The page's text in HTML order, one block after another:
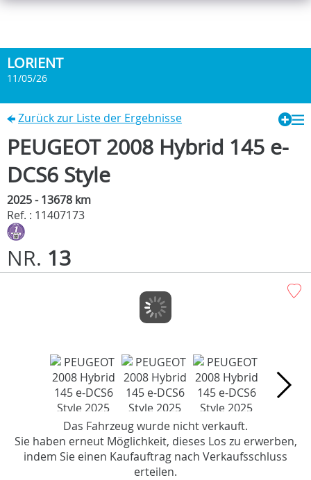
LORIENT
11/05/26
Zurück zur Liste der Ergebnisse
PEUGEOT 2008 Hybrid 145 e-
DCS6 Style
2025 - 13678 km
Ref. : 11407173
NR. 13
Das Fahrzeug wurde nicht verkauft.
Sie haben erneut Möglichkeit, dieses Los zu erwerben,
indem Sie einen Kaufauftrag nach Verkaufsschluss
erteilen.